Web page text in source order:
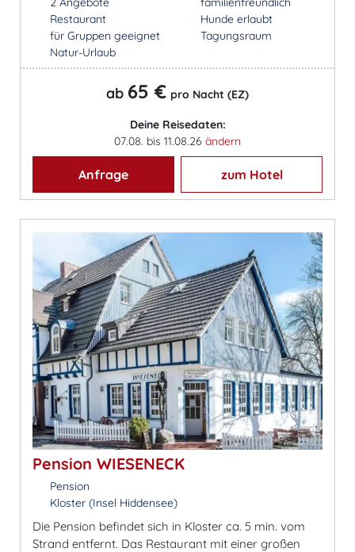
Restaurant
für Gruppen geeignet
Natur-Urlaub
Hunde erlaubt
Tagungsraum
ab 65 € pro Nacht (EZ)
Deine Reisedaten:
07.08. bis 11.08.26 ändern
Anfrage zum Hotel
Pension WIESENECK
Pension
Kloster (Insel Hiddensee)
Die Pension befindet sich in Kloster ca. 5 min. vom
Strand entfernt. Das Restaurant mit einer großen